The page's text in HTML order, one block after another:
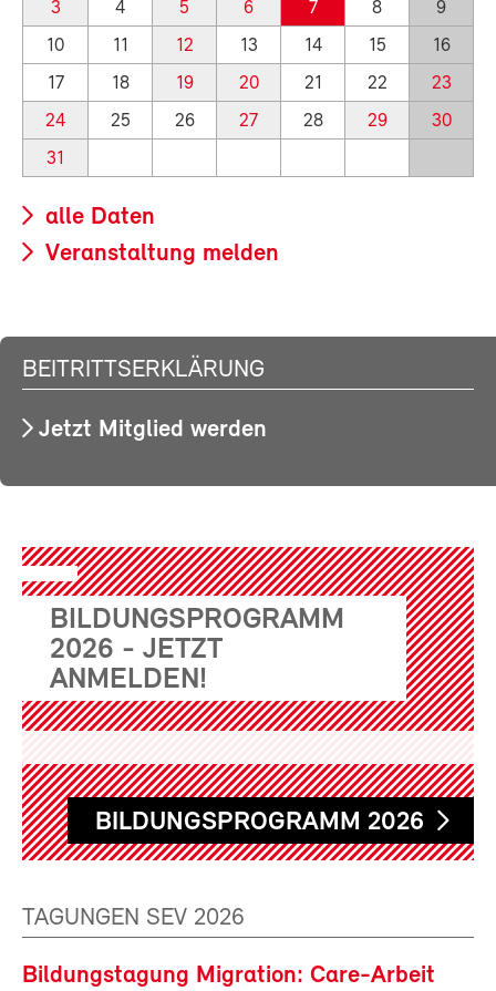
3 4 5 6 7 8
9
10
11 12 13 14 15
16
17
18 19 20 21 22
23
24
25 26 27 28 29
30
31
alle Daten
Veranstaltung melden
BEITRITTSERKLÄRUNG
Jetzt Mitglied werden
BILDUNGSPROGRAMM
2026 - JETZT
ANMELDEN!
BILDUNGSPROGRAMM 2026
TAGUNGEN SEV 2026
Bildungstagung Migration: Care-Arbeit